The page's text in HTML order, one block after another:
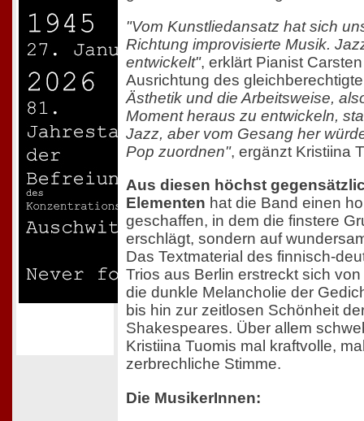
"Vom Kunstliedansatz hat sich
Richtung improvisierte Musik.
entwickelt", erklärt Pianist
Ausrichtung des
Ästhetik und die Arbeitsweise,
Moment heraus zu entwickeln,
Jazz, aber vom Gesang her
Pop zuordnen", ergänzt Kristiina
Aus diesen höchst
Elementen hat die Band einen
geschaffen, in dem die finstere
erschlägt, sondern auf
Das Textmaterial des finnisch-
Trios aus Berlin erstreckt sich
die dunkle Melancholie der
bis hin zur zeitlosen Schönheit
Shakespeares. Über allem
Kristiina Tuomis mal kraftvolle,
zerbrechliche Stimme.
Die MusikerInnen: